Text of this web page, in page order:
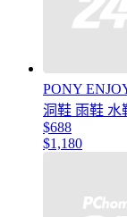
PONY
洞鞋 雨鞋 水
$688
$1,180